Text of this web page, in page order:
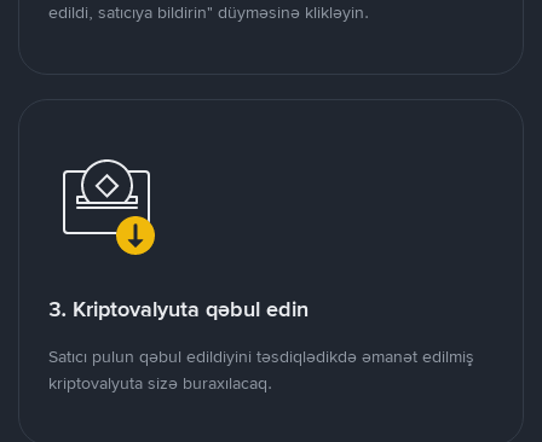
edildi, satıcıya bildirin" düyməsinə klikləyin.
3. Kriptovalyuta qəbul edin
Satıcı pulun qəbul edildiyini təsdiqlədikdə əmanət edilmiş
kriptovalyuta sizə buraxılacaq.